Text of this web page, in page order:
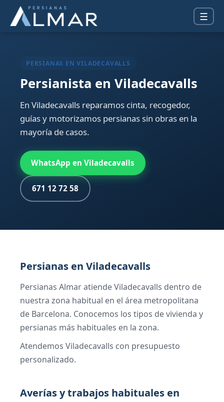
☰
PERSIANAS EN VILADECAVALLS
Persianista en Viladecavalls
En Viladecavalls reparamos cinta, recogedor,
guías y motorizamos persianas sin obras en la
mayoría de casos.
WhatsApp en Viladecavalls
671 12 72 58
Persianas en Viladecavalls
Persianas Almar atiende Viladecavalls dentro de
nuestra zona habitual en el área metropolitana
de Barcelona. Conocemos los tipos de vivienda y
persianas más habituales en la zona.
Atendemos Viladecavalls con presupuesto
personalizado.
Averías y trabajos habituales en